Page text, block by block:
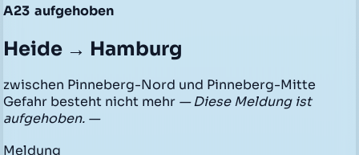
A23 aufgehoben
Heide → Hamburg
zwischen Pinneberg-Nord und Pinneberg-Mitte
Gefahr besteht nicht mehr — Diese Meldung ist
aufgehoben. —
Meldung